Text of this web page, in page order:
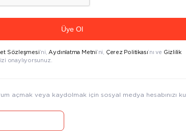
Üye Ol
Sözleşmesi’ni, Aydınlatma Metni’ni, Çerez Politikası’nı ve Gizlilik
onaylıyorsunuz.
açmak veya kaydolmak için sosyal medya hesabınızı